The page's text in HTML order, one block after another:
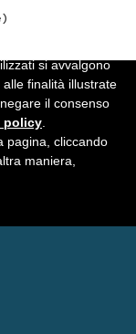
Menu
si avvalgono
finalità illustrate
il consenso
policy
pagina, cliccando
maniera,